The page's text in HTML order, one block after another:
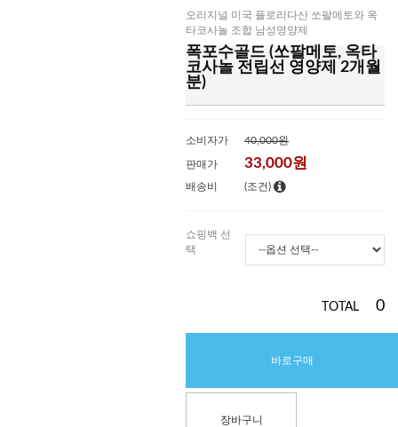
오리지널 미국 플로리다산 쏘팔메토와 옥
타코사놀 조합 남성영양제
폭포수골드 (쏘팔메토, 옥타
코사놀 전립선 영양제 2개월
분)
소비자가 40,000원
판매가 33,000원
배송비 (조건)
쇼핑백 선
택
TOTAL 0
바로구매
장바구니